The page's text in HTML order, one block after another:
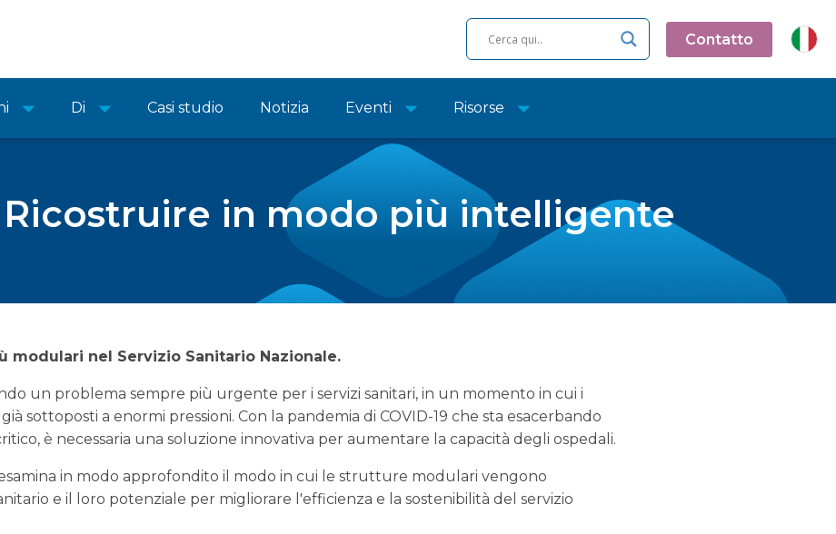
Contatto
Di Casi studio Notizia Eventi Risorse
Ricostruire in modo più intelligente
modulari nel Servizio Sanitario Nazionale.
un problema sempre più urgente per i servizi sanitari, in un momento in cui i
sottoposti a enormi pressioni. Con la pandemia di COVID-19 che sta esacerbando
è necessaria una soluzione innovativa per aumentare la capacità degli ospedali.
in modo approfondito il modo in cui le strutture modulari vengono
e il loro potenziale per migliorare l'efficienza e la sostenibilità del servizio